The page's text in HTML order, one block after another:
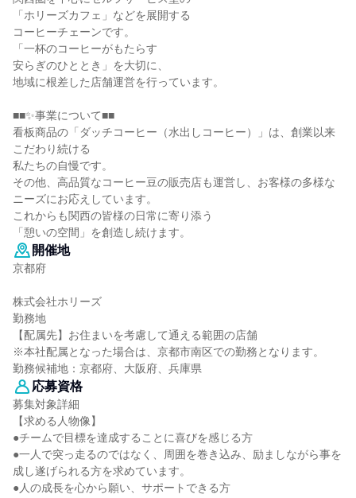
「ホリーズカフェ」などを展開する
コーヒーチェーンです。
「一杯のコーヒーがもたらす
安らぎのひととき」を大切に、
地域に根差した店舗運営を行っています。
■■✨事業について■■
看板商品の「ダッチコーヒー（水出しコーヒー）」は、創業以来
こだわり続ける
私たちの自慢です。
その他、高品質なコーヒー豆の販売店も運営し、お客様の多様な
ニーズにお応えしています。
これからも関西の皆様の日常に寄り添う
「憩いの空間」を創造し続けます。
開催地
京都府
株式会社ホリーズ
勤務地
【配属先】お住まいを考慮して通える範囲の店舗
※本社配属となった場合は、京都市南区での勤務となります。
勤務候補地：京都府、大阪府、兵庫県
応募資格
募集対象詳細
【求める人物像】
●チームで目標を達成することに喜びを感じる方
●一人で突っ走るのではなく、周囲を巻き込み、励ましながら事を
成し遂げられる方を求めています。
●人の成長を心から願い、サポートできる方